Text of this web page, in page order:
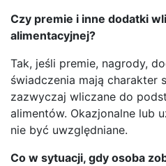
Czy premie i inne dodatki
alimentacyjnej?
Tak, jeśli premie, nagrody,
świadczenia mają charakter
zazwyczaj wliczane do
alimentów. Okazjonalne lub
nie być uwzględniane.
Co w sytuacji, gdy osoba